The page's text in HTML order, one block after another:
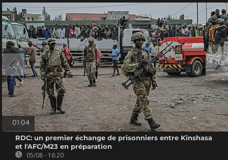
01:04
RDC: un premier échange de prisonniers entre Kinshasa
et l'AFC/M23 en préparation
05/08 - 16:20